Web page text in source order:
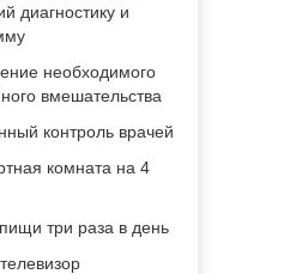
диагностику и
необходимого
вмешательства
контроль врачей
комната на 4
три раза в день